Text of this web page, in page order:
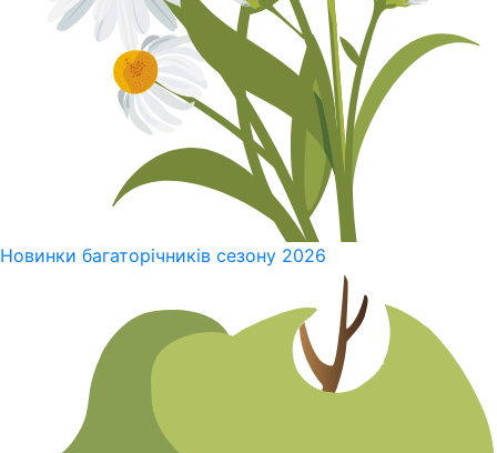
Новинки багаторічників сезону 2026